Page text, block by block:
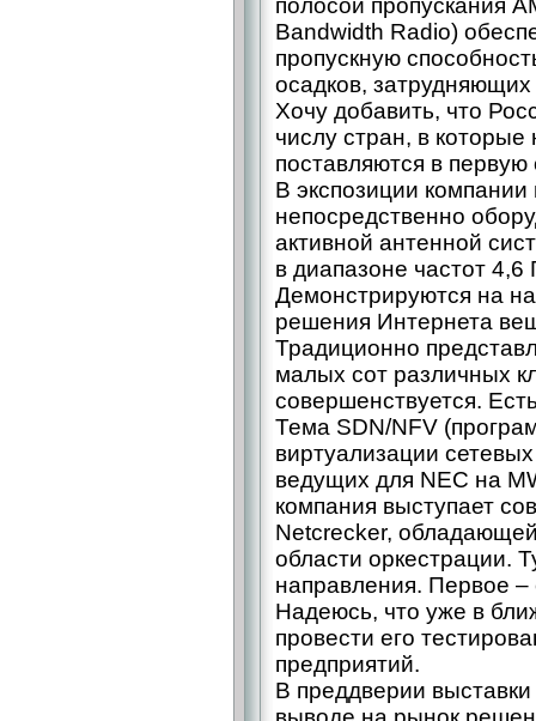
полосой пропускания
Bandwidth Radio)
пропускную
осадков,
Хочу добавить, что
числу стран, в
поставляются в первую
В экспозиции
непосредственно
активной антенной
в диапазоне частот
Демонстрируются на
решения Интернета
Традиционно
малых сот различных
совершенствуется.
Тема SDN/NFV
виртуализации
ведущих для NEC на
компания выступает
Netсrecker,
области оркестрации.
направления. Первое –
Надеюсь, что уже в
провести его
предприятий.
В преддверии